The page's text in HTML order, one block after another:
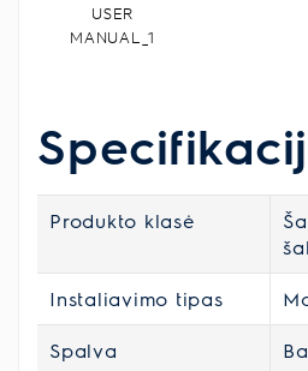
USER
MANUAL_1
Produkto klasė
Instaliavimo tipas
Spalva